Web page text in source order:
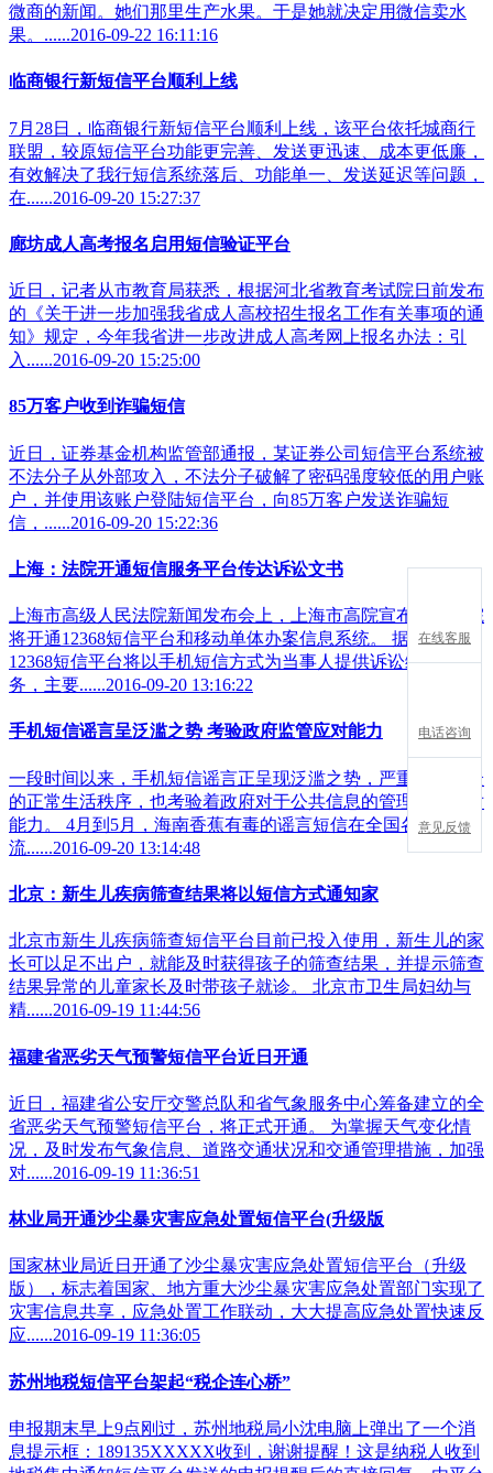
微商的新闻。她们那里生产水果。于是她就决定用微信卖水
果。......2016-09-22 16:11:16
临商银行新短信平台顺利上线
7月28日，临商银行新短信平台顺利上线，该平台依托城商行
联盟，较原短信平台功能更完善、发送更迅速、成本更低廉，
有效解决了我行短信系统落后、功能单一、发送延迟等问题，
在......2016-09-20 15:27:37
廊坊成人高考报名启用短信验证平台
近日，记者从市教育局获悉，根据河北省教育考试院日前发布
的《关于进一步加强我省成人高校招生报名工作有关事项的通
知》规定，今年我省进一步改进成人高考网上报名办法：引
入......2016-09-20 15:25:00
85万客户收到诈骗短信
近日，证券基金机构监管部通报，某证券公司短信平台系统被
不法分子从外部攻入，不法分子破解了密码强度较低的用户账
户，并使用该账户登陆短信平台，向85万客户发送诈骗短
信，......2016-09-20 15:22:36
上海：法院开通短信服务平台传达诉讼文书
上海市高级人民法院新闻发布会上，上海市高院宣布上海法院
将开通12368短信平台和移动单体办案信息系统。 据介绍，
12368短信平台将以手机短信方式为当事人提供诉讼综合服
务，主要......2016-09-20 13:16:22
手机短信谣言呈泛滥之势 考验政府监管应对能力
一段时间以来，手机短信谣言正呈现泛滥之势，严重扰乱公众
的正常生活秩序，也考验着政府对于公共信息的管理以及应对
能力。 4月到5月，海南香蕉有毒的谣言短信在全国各大城市
流......2016-09-20 13:14:48
北京：新生儿疾病筛查结果将以短信方式通知家
北京市新生儿疾病筛查短信平台目前已投入使用，新生儿的家
长可以足不出户，就能及时获得孩子的筛查结果，并提示筛查
结果异常的儿童家长及时带孩子就诊。 北京市卫生局妇幼与
精......2016-09-19 11:44:56
福建省恶劣天气预警短信平台近日开通
近日，福建省公安厅交警总队和省气象服务中心筹备建立的全
省恶劣天气预警短信平台，将正式开通。 为掌握天气变化情
况，及时发布气象信息、道路交通状况和交通管理措施，加强
对......2016-09-19 11:36:51
林业局开通沙尘暴灾害应急处置短信平台(升级版
国家林业局近日开通了沙尘暴灾害应急处置短信平台（升级
版），标志着国家、地方重大沙尘暴灾害应急处置部门实现了
灾害信息共享，应急处置工作联动，大大提高应急处置快速反
应......2016-09-19 11:36:05
苏州地税短信平台架起“税企连心桥”
申报期末早上9点刚过，苏州地税局小沈电脑上弹出了一个消
息提示框：189135XXXXX收到，谢谢提醒！这是纳税人收到
在线客服
电话咨询
意见反馈